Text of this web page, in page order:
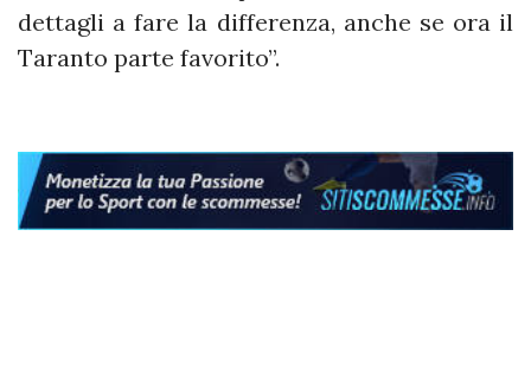
dettagli a fare la differenza, anche se ora il
Taranto parte favorito”.